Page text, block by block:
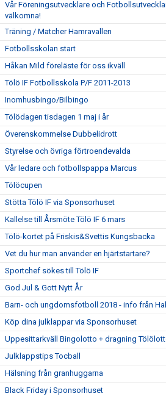
Vår Föreningsutvecklare och
välkomna!
Träning / Matcher Hamravallen
Fotbollsskolan start
Håkan Mild föreläste för oss ikväll
Tölö IF Fotbollsskola P/F 2011-2013
Inomhusbingo/Bilbingo
Tölödagen tisdagen 1 maj i år
Överenskommelse Dubbelidrott
Styrelse och övriga förtroendevalda
Vår ledare och fotbollspappa Marcus
Tölöcupen
Stötta Tölö IF via Sponsorhuset
Kallelse till Årsmöte Tölö IF 6 mars
Tölö-kortet på Friskis&Svettis Kungsbacka
Vet du hur man använder en hjärtstartare?
Sportchef sökes till Tölö IF
God Jul & Gott Nytt År
Barn- och ungdomsfotboll 2018 - info från
Köp dina julklappar via Sponsorhuset
Uppesittarkväll Bingolotto + dragning
Julklappstips Tocball
Hälsning från granhuggarna
Black Friday i Sponsorhuset